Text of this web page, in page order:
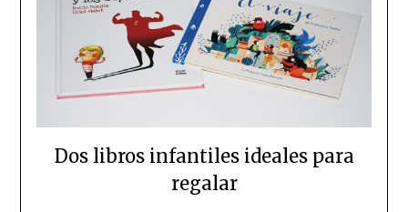
Dos libros infantiles ideales para
regalar